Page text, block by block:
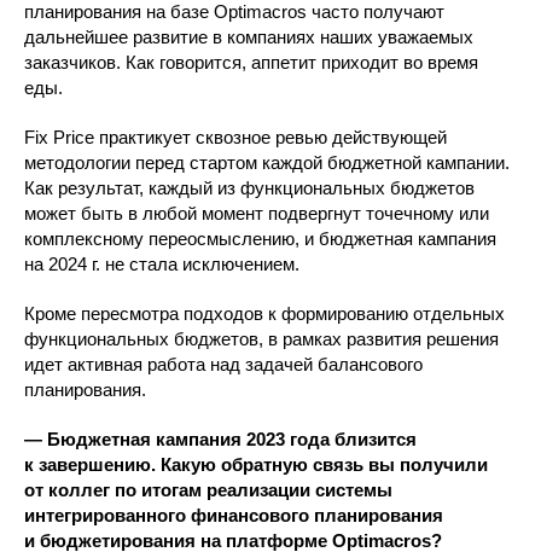
планирования на базе Optimacros часто получают
дальнейшее развитие в компаниях наших уважаемых
заказчиков. Как говорится, аппетит приходит во время
еды.
Fix Price практикует сквозное ревью действующей
методологии перед стартом каждой бюджетной кампании.
Как результат, каждый из функциональных бюджетов
может быть в любой момент подвергнут точечному или
комплексному переосмыслению, и бюджетная кампания
на 2024 г. не стала исключением.
Кроме пересмотра подходов к формированию отдельных
функциональных бюджетов, в рамках развития решения
идет активная работа над задачей балансового
планирования.
— Бюджетная кампания 2023 года близится
к завершению. Какую обратную связь вы получили
от коллег по итогам реализации системы
интегрированного финансового планирования
и бюджетирования на платформе Optimacros?